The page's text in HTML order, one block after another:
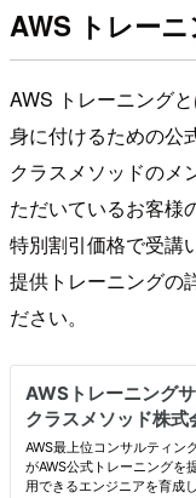
AWS トレー
AWS トレーニング
身に付けるための公
クラスメソッドのメ
ただいているお客様
特別割引価格で受講
提供トレーニングの
ださい。